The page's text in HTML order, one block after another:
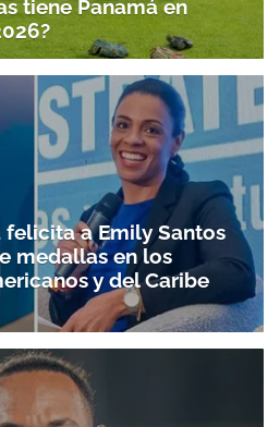
tiene Panamá en
felicita a Emily Santos
medallas en los
y del Caribe